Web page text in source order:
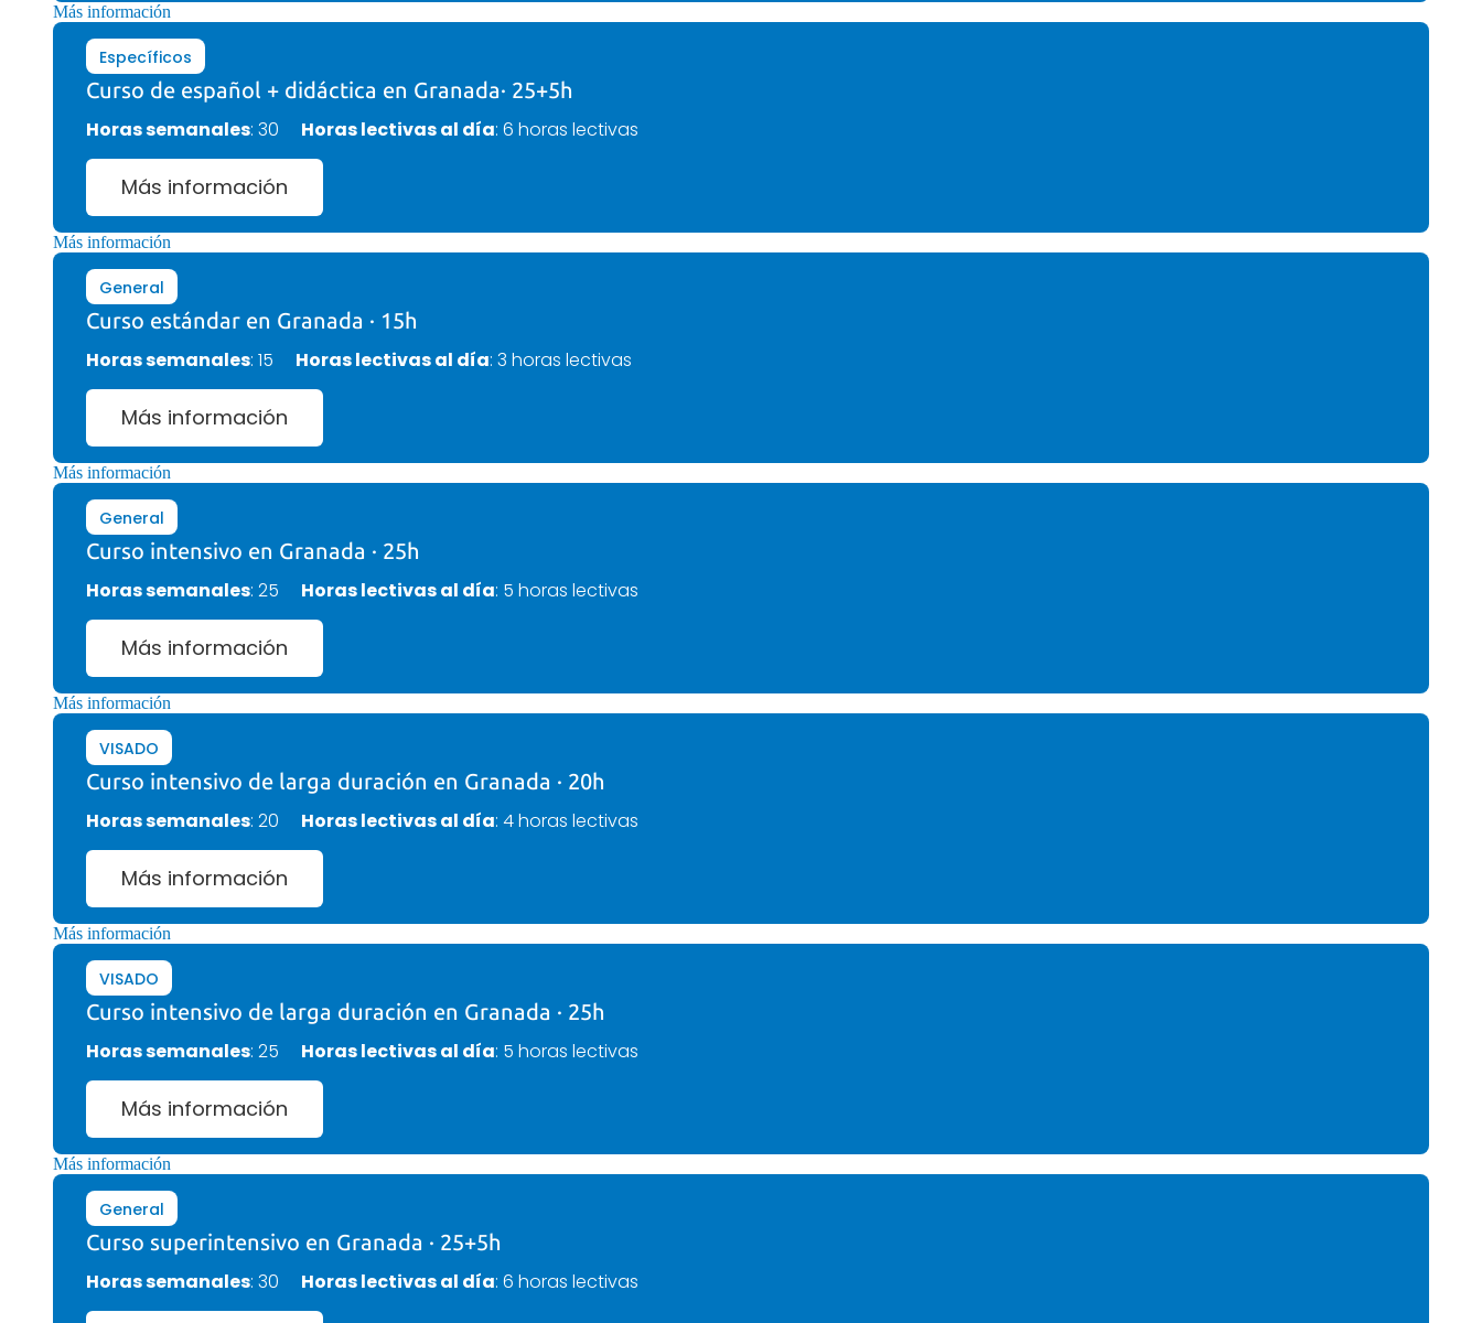
Más información
Específicos
Curso de español + didáctica en Granada· 25+5h
Horas semanales: 30 Horas lectivas al día: 6 horas lectivas
Más información
Más información
General
Curso estándar en Granada · 15h
Horas semanales: 15 Horas lectivas al día: 3 horas lectivas
Más información
Más información
General
Curso intensivo en Granada · 25h
Horas semanales: 25 Horas lectivas al día: 5 horas lectivas
Más información
Más información
VISADO
Curso intensivo de larga duración en Granada · 20h
Horas semanales: 20 Horas lectivas al día: 4 horas lectivas
Más información
Más información
VISADO
Curso intensivo de larga duración en Granada · 25h
Horas semanales: 25 Horas lectivas al día: 5 horas lectivas
Más información
Más información
General
Curso superintensivo en Granada · 25+5h
Horas semanales: 30 Horas lectivas al día: 6 horas lectivas